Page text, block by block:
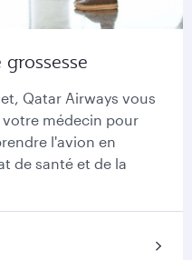
Qatar Airways vous
médecin pour
l'avion en
de santé et de la